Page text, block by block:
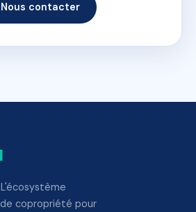
Nous contacter
copropriété pour